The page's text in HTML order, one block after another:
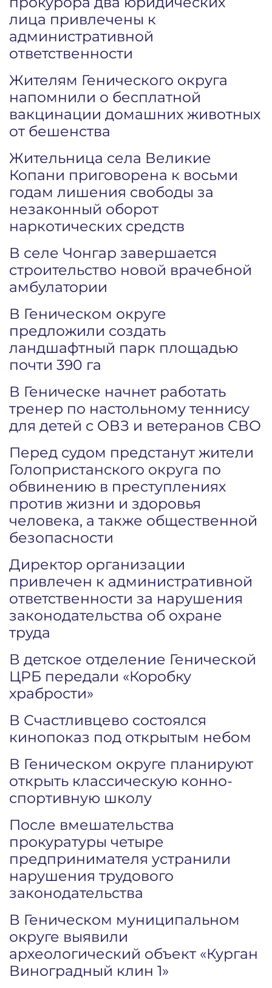
лица привлечены к
административной
ответственности
Жителям Генического округа
напомнили о бесплатной
вакцинации домашних животных
от бешенства
Жительница села Великие
Копани приговорена к восьми
годам лишения свободы за
незаконный оборот
наркотических средств
В селе Чонгар завершается
строительство новой врачебной
амбулатории
В Геническом округе
предложили создать
ландшафтный парк площадью
почти 390 га
В Геническе начнет работать
тренер по настольному теннису
для детей с ОВЗ и ветеранов СВО
Перед судом предстанут жители
Голопристанского округа по
обвинению в преступлениях
против жизни и здоровья
человека, а также общественной
безопасности
Директор организации
привлечен к административной
ответственности за нарушения
законодательства об охране
труда
В детское отделение Генической
ЦРБ передали «Коробку
храбрости»
В Счастливцево состоялся
кинопоказ под открытым небом
В Геническом округе планируют
открыть классическую конно-
спортивную школу
После вмешательства
прокуратуры четыре
предпринимателя устранили
нарушения трудового
законодательства
В Геническом муниципальном
округе выявили
археологический объект «Курган
Виноградный клин 1»